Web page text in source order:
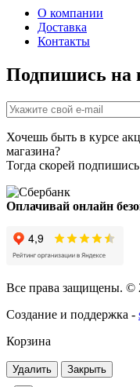
О компании
Доставка
Контакты
Подпишись на
Хочешь быть в курсе
магазина?
Тогда скорей
Оплачивай онлайн
Все права защищены.
Создание и поддержка -
Корзина
Удалить Закрыть